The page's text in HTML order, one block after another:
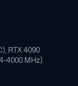
RTX 4090
4000 MHz).